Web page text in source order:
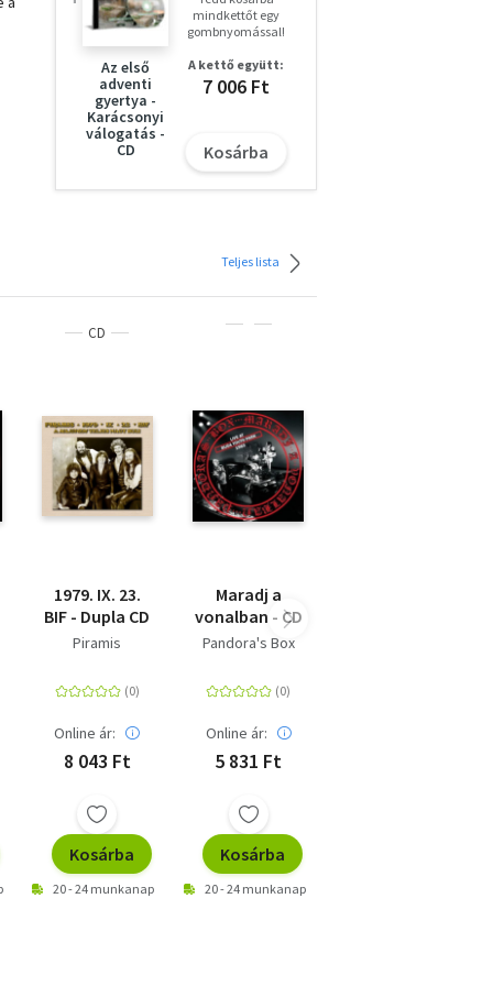
Az első
adventi
gyertya -
Karácsonyi
válogatás -
CD
mindkettőt egy
gombnyomással!
A kettő együtt:
7 006 Ft
Kosárba
Teljes lista
CD
1979. IX. 23.
BIF - Dupla CD
Piramis
Online ár:
8 043 Ft
Kosárba
20 - 24 munkanap
Maradj a
vonalban - CD
Pandora's Box
Online ár:
5 831 Ft
Kosárba
20 - 24 munkanap